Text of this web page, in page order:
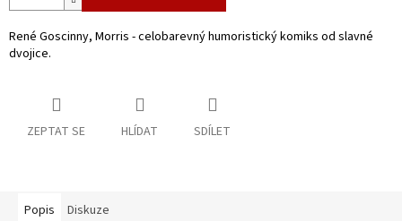
René Goscinny, Morris - celobarevný humoristický komiks od slavné
dvojice.
ZEPTAT SE HLÍDAT SDÍLET
Popis Diskuze